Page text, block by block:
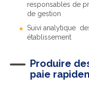
responsables de
de gestion
Suivi analytique
établissement
Produire
paie